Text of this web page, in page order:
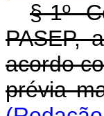
§ 1º
PASEP,
acordo
prévia